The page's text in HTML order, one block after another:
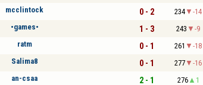
mcclintock 0 - 2 234 -14
•games• 1 - 3 243 -9
ratm 0 - 1 261 -18
Salima8 0 - 1 277 -16
an-csaa 2 - 1 276 1